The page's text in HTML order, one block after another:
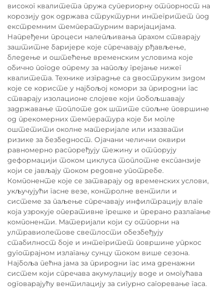
високог квалитета пружа супериорну отпорност на
корозију док одржава структурни интегритет под
екстремним температурним варијацијама.
Напређени процеси налепљивања прахом стварају
заштитне баријере које спречавају рђављење,
бледење и оштећење временским условима које
обично погоде опрему за напољу грејање нижег
квалитета. Технике изградње са двоструким зидом
које се користе у најбољој комори за природни гас
стварају изолационе слојеве који побољшавају
задржавање топлоте док штите спољне површине
од прекомерних температура које би могле
оштетити околне материјале или изазвати
ризике за безбедност. Ојачани челични оквири
равномерно распоређују тежину и отпорују
деформацији током циклуса топлотне експанзије
који се јављају током редовне употребе.
Компоненте које се затварају од временских услови,
укључујући гасне везе, контролне вентили и
системе за паљење спречавају инфилтрацију влаге
која узрокује оперативне грешке и прерано разлагање
компоненти. Материјали који су отпорни на
ултравиолетове светлости обезбеђују
стабилност боје и интегритет површине упркос
дуготрајном излагању сунцу током више сезона.
Најбоља пећна јама за природни гас има дренажни
систем који спречава акумулацију воде и омогућава
одговарајућу вентилацију за сигурно сагоревање гаса.